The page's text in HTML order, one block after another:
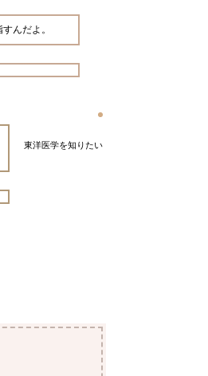
んだよ。
東洋医学を知りたい